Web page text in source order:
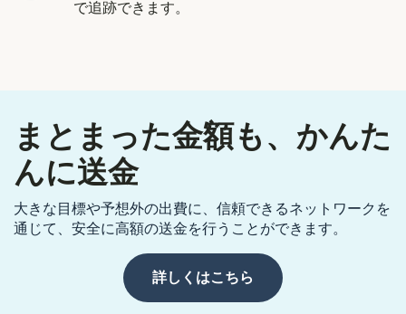
で追跡できます。
まとまった金額も、かんた
んに送金
大きな目標や予想外の出費に、信頼できるネットワークを
通じて、安全に高額の送金を行うことができます。
詳しくはこちら